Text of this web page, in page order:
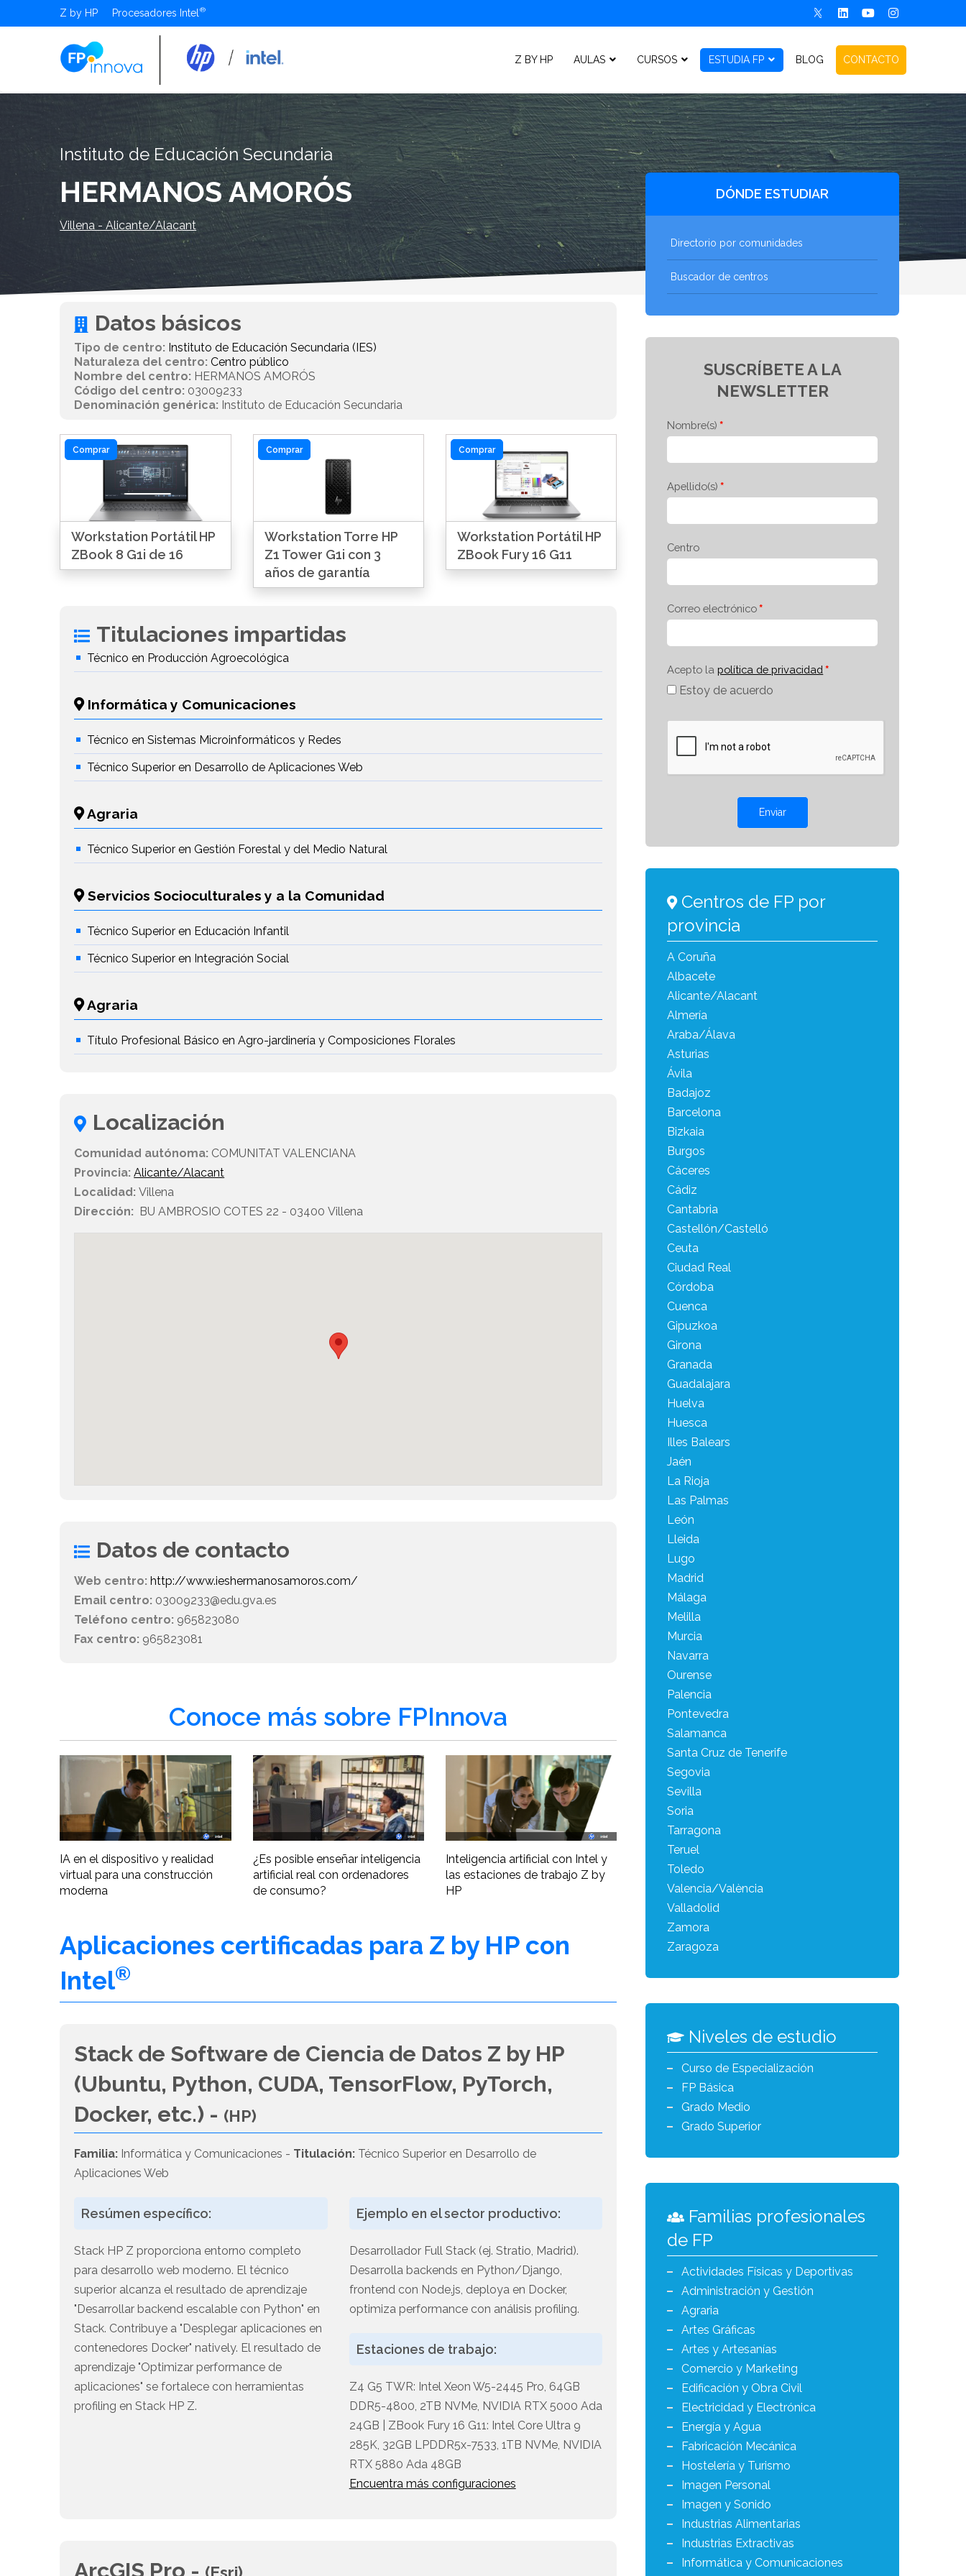
Z by HP Procesadores Intel
Z BY HP AULAS CURSOS ESTUDIA FP BLOG CONTACTO
Instituto de Educación Secundaria
HERMANOS AMORÓS
Villena - Alicante/Alacant
Datos básicos
Tipo de centro: Instituto de Educación Secundaria (IES)
Naturaleza del centro: Centro público
Nombre del centro: HERMANOS AMORÓS
Código del centro: 03009233
Denominación genérica: Instituto de Educación Secundaria
Comprar
Workstation Portátil HP
ZBook 8 G1i de 16
Comprar
Workstation Torre HP
Z1 Tower G1i con 3
años de garantía
Comprar
Workstation Portátil HP
ZBook Fury 16 G11
Titulaciones impartidas
Técnico en Producción Agroecológica
Informática y Comunicaciones
Técnico en Sistemas Microinformáticos y Redes
Técnico Superior en Desarrollo de Aplicaciones Web
Agraria
Técnico Superior en Gestión Forestal y del Medio Natural
Servicios Socioculturales y a la Comunidad
Técnico Superior en Educación Infantil
Técnico Superior en Integración Social
Agraria
Título Profesional Básico en Agro-jardinería y Composiciones Florales
Localización
Comunidad autónoma: COMUNITAT VALENCIANA
Provincia: Alicante/Alacant
Localidad: Villena
Dirección: BU AMBROSIO COTES 22 - 03400 Villena
Datos de contacto
Web centro: http://www.ieshermanosamoros.com/
Email centro: 03009233@edu.gva.es
Teléfono centro: 965823080
Fax centro: 965823081
Conoce más sobre FPInnova
IA en el dispositivo y realidad
virtual para una construcción
moderna
¿Es posible enseñar inteligencia
artificial real con ordenadores
de consumo?
Inteligencia artificial con Intel y
las estaciones de trabajo Z by
HP
Aplicaciones certificadas para Z by HP con
Intel®
Stack de Software de Ciencia de Datos Z by HP
(Ubuntu, Python, CUDA, TensorFlow, PyTorch,
Docker, etc.) - (HP)
Familia: Informática y Comunicaciones - Titulación: Técnico Superior en Desarrollo de
Aplicaciones Web
Resúmen específico:
Stack HP Z proporciona entorno completo
para desarrollo web moderno. El técnico
superior alcanza el resultado de aprendizaje
"Desarrollar backend escalable con Python" en
Stack. Contribuye a "Desplegar aplicaciones en
contenedores Docker" natively. El resultado de
aprendizaje "Optimizar performance de
aplicaciones" se fortalece con herramientas
profiling en Stack HP Z.
Ejemplo en el sector productivo:
Desarrollador Full Stack (ej. Stratio, Madrid).
Desarrolla backends en Python/Django,
frontend con Node.js, deploya en Docker,
optimiza performance con análisis profiling.
Estaciones de trabajo:
Z4 G5 TWR: Intel Xeon W5-2445 Pro, 64GB
DDR5-4800, 2TB NVMe, NVIDIA RTX 5000 Ada
24GB | ZBook Fury 16 G11: Intel Core Ultra 9
285K, 32GB LPDDR5x-7533, 1TB NVMe, NVIDIA
RTX 5880 Ada 48GB
Encuentra más configuraciones
ArcGIS Pro -
DÓNDE ESTUDIAR
Directorio por comunidades
Buscador de centros
SUSCRÍBETE A LA
NEWSLETTER
Nombre(s)
Apellido(s)
Centro
Correo electrónico
Acepto la política de privacidad
Estoy de acuerdo
Enviar
Centros de FP por
provincia
A Coruña
Albacete
Alicante/Alacant
Almería
Araba/Álava
Asturias
Ávila
Badajoz
Barcelona
Bizkaia
Burgos
Cáceres
Cádiz
Cantabria
Castellón/Castelló
Ceuta
Ciudad Real
Córdoba
Cuenca
Gipuzkoa
Girona
Granada
Guadalajara
Huelva
Huesca
Illes Balears
Jaén
La Rioja
Las Palmas
León
Lleida
Lugo
Madrid
Málaga
Melilla
Murcia
Navarra
Ourense
Palencia
Pontevedra
Salamanca
Santa Cruz de Tenerife
Segovia
Sevilla
Soria
Tarragona
Teruel
Toledo
Valencia/València
Valladolid
Zamora
Zaragoza
Niveles de estudio
Curso de Especialización
FP Básica
Grado Medio
Grado Superior
Familias profesionales
de FP
Actividades Físicas y Deportivas
Administración y Gestión
Agraria
Artes Gráficas
Artes y Artesanías
Comercio y Marketing
Edificación y Obra Civil
Electricidad y Electrónica
Energía y Agua
Fabricación Mecánica
Hostelería y Turismo
Imagen Personal
Imagen y Sonido
Industrias Alimentarias
Industrias Extractivas
Informática y Comunicaciones